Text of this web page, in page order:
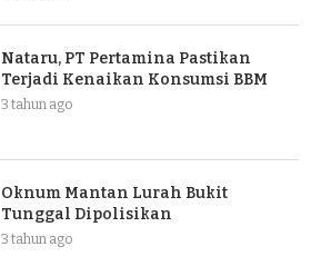
Nataru, PT Pertamina Pastikan
Terjadi Kenaikan Konsumsi BBM
3 tahun ago
Oknum Mantan Lurah Bukit
Tunggal Dipolisikan
3 tahun ago